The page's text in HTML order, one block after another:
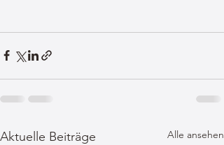
Aktuelle Beiträge Alle ansehen